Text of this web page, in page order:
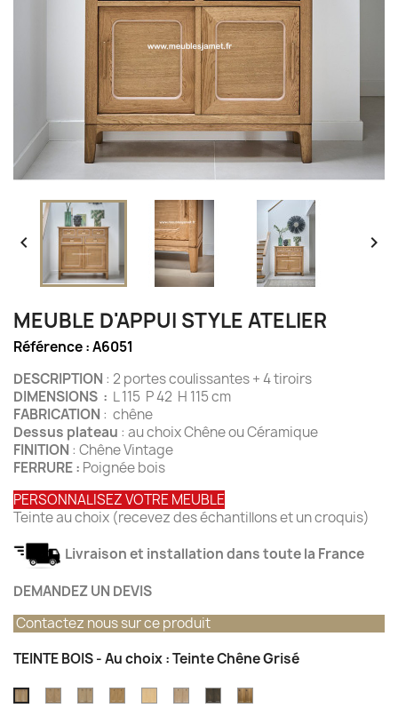
 
MEUBLE D'APPUI STYLE ATELIER
Référence :A6051
DESCRIPTION : 2 portes coulissantes + 4 tiroirs
DIMENSIONS : L 115 P 42 H 115 cm
FABRICATION : chêne
Dessus plateau : au choix Chêne ou Céramique
FINITION : Chêne Vintage
FERRURE : Poignée bois
PERSONNALISEZ VOTRE MEUBLE
Teinte au choix (recevez des échantillons et un croquis)
Livraison et installation dans toute la France
DEMANDEZ UN DEVIS
Contactez nous sur ce produit
TEINTE BOIS - Au choix : Teinte Chêne Grisé
Teinte Teinte Teinte
Teinte
TeinteTeinte